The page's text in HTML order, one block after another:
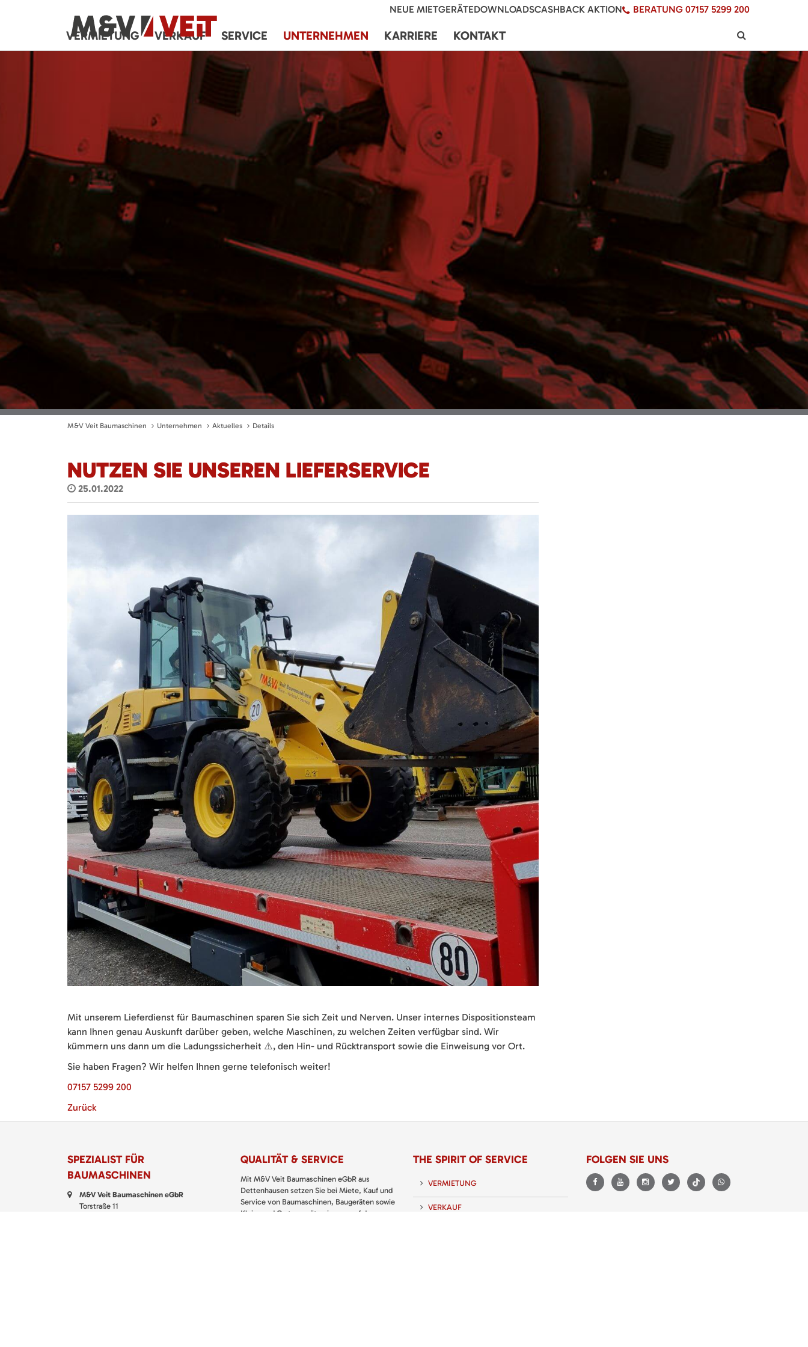
NEUE MIETGERÄTEDOWNLOADSCASHBACK AKTION BERATUNG 07157 5299 200
VERMIETUNG VERKAUF SERVICE UNTERNEHMEN KARRIERE KONTAKT
M&V Veit Baumaschinen Unternehmen Aktuelles Details
NUTZEN SIE UNSEREN LIEFERSERVICE
25.01.2022
Mit unserem Lieferdienst für Baumaschinen sparen Sie sich Zeit und Nerven. Unser internes Dispositionsteam
kann Ihnen genau Auskunft darüber geben, welche Maschinen, zu welchen Zeiten verfügbar sind. Wir
kümmern uns dann um die Ladungssicherheit ⚠️, den Hin- und Rücktransport sowie die Einweisung vor Ort.
Sie haben Fragen? Wir helfen Ihnen gerne telefonisch weiter!
07157 5299 200
Zurück
SPEZIALIST FÜR
BAUMASCHINEN
M&V Veit Baumaschinen eGbR
Torstraße 11
QUALITÄT & SERVICE
Mit M&V Veit Baumaschinen eGbR aus
Dettenhausen setzen Sie bei Miete, Kauf und
Service von Baumaschinen, Baugeräten sowie
Klein- und Gartengeräten immer auf den
THE SPIRIT OF SERVICE
VERMIETUNG
VERKAUF
FOLGEN SIE UNS